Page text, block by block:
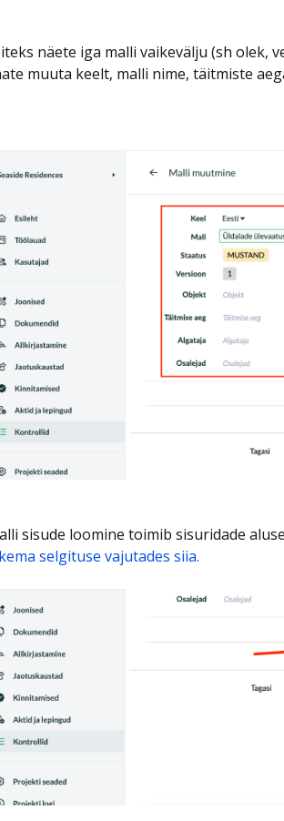
näete iga malli vaikevälju (sh olek,
muuta keelt, malli nime, täitmiste
sisude loomine toimib sisuridade
selgituse vajutades siia.